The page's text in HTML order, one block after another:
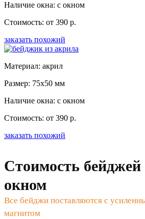
Наличие окна: с окном
Стоимость: от 390 р.
заказать похожий
Материал: акрил
Размер: 75x50 мм
Наличие окна: с окном
Стоимость: от 390 р.
заказать похожий
Стоимость бейджей
окном
Все бейджи поставляются с
магнитом